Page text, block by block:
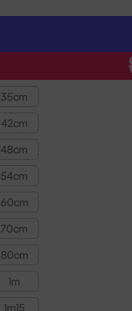
35cm
42cm
48cm
54cm
60cm
70cm
80cm
1m
1m15